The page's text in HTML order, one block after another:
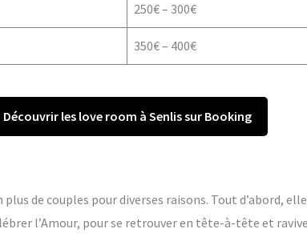
250€ – 300€
350€ – 400€
Découvrir les love room à Senlis sur Booking
de couples pour diverses raisons. Tout d’abord,
l’Amour, pour se retrouver en tête-à-tête et